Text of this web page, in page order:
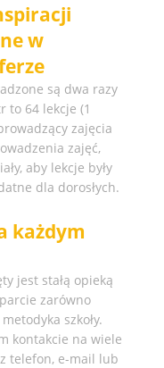
w
są dwa razy
to 64 lekcje (1
zajęcia
zajęć,
aby lekcje były
dla dorosłych.
każdym
jest stałą opieką
zarówno
szkoły.
kontakcie na wiele
telefon, e-mail lub